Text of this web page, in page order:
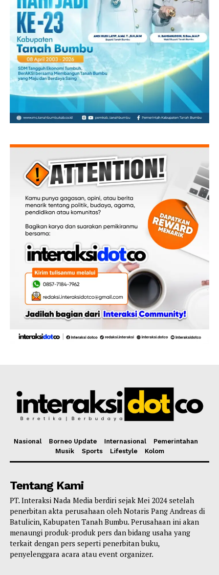
Nasional Borneo Update Internasional
Pemerintahan
Musik
Sports Lifestyle Kolom
Tentang Kami
PT. Interaksi Nada Media berdiri sejak Mei 2024 setelah
penerbitan akta perusahaan oleh Notaris Pang Andreas di
Batulicin, Kabupaten Tanah Bumbu. Perusahaan ini akan
menaungi produk-produk pers dan bidang usaha yang
terkait dengan pers seperti penerbitan buku,
penyelenggara acara atau event organizer.